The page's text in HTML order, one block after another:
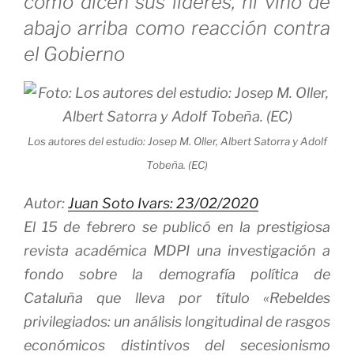
abajo arriba como reacción contra
el Gobierno
Los autores del estudio: Josep M. Oller, Albert Satorra y Adolf
Tobeña. (EC)
Autor:Juan Soto Ivars:23/02/2020
El 15 de febrero se publicó en la prestigiosa
revista académica MDPI una investigación a
fondo sobre la demografía política de
Cataluña que lleva por título «Rebeldes
privilegiados: un análisis longitudinal de rasgos
económicos distintivos del secesionismo